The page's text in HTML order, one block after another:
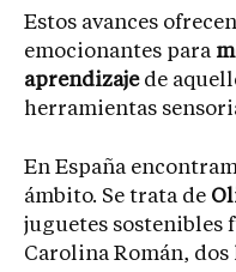
Estos avances
emocionantes para
aprendizajede
herramientas
En España
ámbito. Se trata de
juguetes sostenibles
Carolina Román,